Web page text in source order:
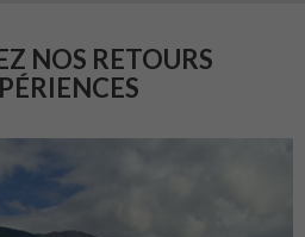
NOS RETOURS